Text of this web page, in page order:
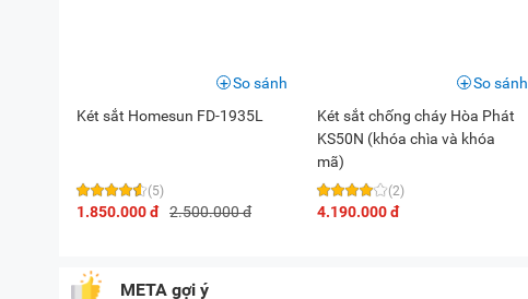
Két sắt Homesun FD-1935L
(5)
1.850.000 đ 2.500.000 đ
So sánh
Két sắt chống cháy Hòa Phát
KS50N (khóa chìa và khóa
mã)
(2)
4.190.000 đ
So sánh
META gợi ý